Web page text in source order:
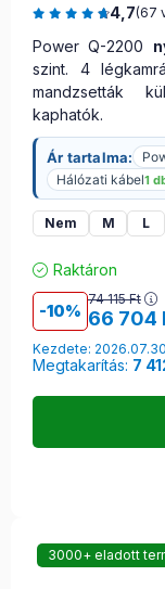
4,7(67
Power Q-2200
szint. 4
mandzsetták
kaphatók.
Ár tartalma:
Hálózati kábel1
Nem M L
Raktáron
10
74 115Ft
66 704
Kezdete: 2026.07.30
Megtakarítás: 7
3000+ eladott